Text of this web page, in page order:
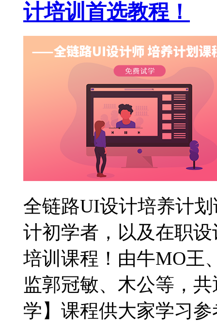
计培训首选教程！
全链路UI设计培养计
计初学者，以及在职
培训课程！由牛MO王
监郭冠敏、木公等，
学】课程供大家学习参